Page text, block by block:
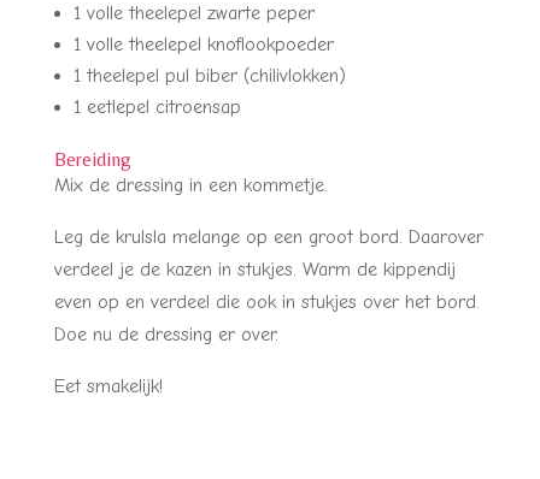
1 volle theelepel zwarte peper
1 volle theelepel knoflookpoeder
1 theelepel pul biber (chilivlokken)
1 eetlepel citroensap
Bereiding
Mix de dressing in een kommetje.
Leg de krulsla melange op een groot bord. Daarover
verdeel je de kazen in stukjes. Warm de kippendij
even op en verdeel die ook in stukjes over het bord.
Doe nu de dressing er over.
Eet smakelijk!